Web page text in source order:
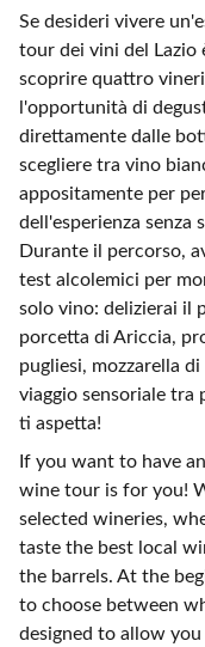
Se desideri vivere
tour dei vini del Lazio
scoprire quattro
l'opportunità di
direttamente dalle
scegliere tra vino
appositamente per
dell'esperienza senza
Durante il percorso,
test alcolemici per
solo vino: delizierai il
porcetta di Ariccia,
pugliesi, mozzarella
viaggio sensoriale
ti aspetta!
If you want to have
wine tour is for you!
selected wineries,
taste the best local
the barrels. At the
to choose between
designed to allow